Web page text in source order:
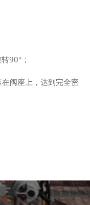
90°；
阀座上，达到完全密